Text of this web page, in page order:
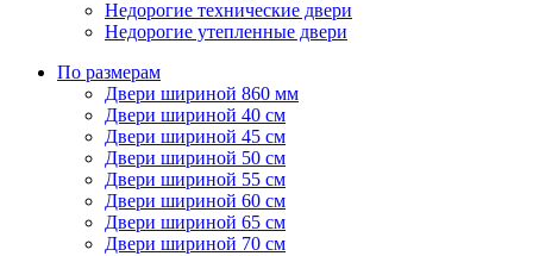
Недорогие технические двери
Недорогие утепленные двери
По размерам
Двери шириной 860 мм
Двери шириной 40 см
Двери шириной 45 см
Двери шириной 50 см
Двери шириной 55 см
Двери шириной 60 см
Двери шириной 65 см
Двери шириной 70 см